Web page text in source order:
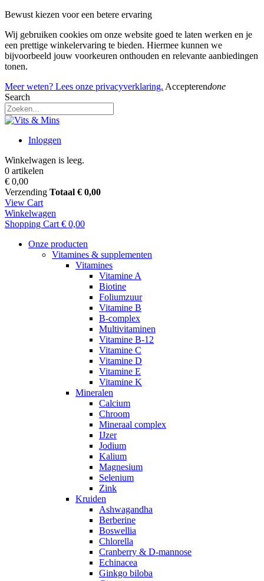
Bewust kiezen voor een betere ervaring
Wij gebruiken cookies om onze website goed te laten werken en je
een prettige winkelervaring te bieden. Hiermee kunnen we
bijvoorbeeld jouw voorkeuren onthouden en relevante aanbiedingen
tonen.
Meer weten? Lees onze privacyverklaring. Accepterendone
Search
Inloggen
Winkelwagen is leeg.
0 artikelen
€ 0,00
Verzending Totaal € 0,00
View Cart
Winkelwagen
Shopping Cart € 0,00
Onze producten
Vitamines & supplementen
Vitamines
Vitamine A
Biotine
Foliumzuur
Vitamine B
B-complex
Multivitaminen
Vitamine B-12
Vitamine C
Vitamine D
Vitamine E
Vitamine K
Mineralen
Calcium
Chroom
Mineraal complex
IJzer
Jodium
Kalium
Magnesium
Selenium
Zink
Kruiden
Ashwagandha
Berberine
Boswellia
Chlorella
Cranberry & D-mannose
Echinacea
Ginkgo biloba